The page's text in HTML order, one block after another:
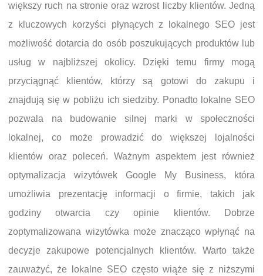
większy ruch na stronie oraz wzrost liczby klientów. Jedną
z kluczowych korzyści płynących z lokalnego SEO jest
możliwość dotarcia do osób poszukujących produktów lub
usług w najbliższej okolicy. Dzięki temu firmy mogą
przyciągnąć klientów, którzy są gotowi do zakupu i
znajdują się w pobliżu ich siedziby. Ponadto lokalne SEO
pozwala na budowanie silnej marki w społeczności
lokalnej, co może prowadzić do większej lojalności
klientów oraz poleceń. Ważnym aspektem jest również
optymalizacja wizytówek Google My Business, która
umożliwia prezentację informacji o firmie, takich jak
godziny otwarcia czy opinie klientów. Dobrze
zoptymalizowana wizytówka może znacząco wpłynąć na
decyzje zakupowe potencjalnych klientów. Warto także
zauważyć, że lokalne SEO często wiąże się z niższymi